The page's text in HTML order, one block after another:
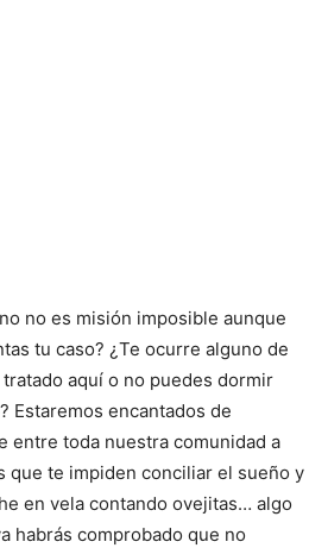
no es misión imposible aunque
tu caso? ¿Te ocurre alguno de
aquí o no puedes dormir
Estaremos encantados de
entre toda nuestra comunidad a
que te impiden conciliar el sueño y
en vela contando ovejitas… algo
habrás comprobado que no